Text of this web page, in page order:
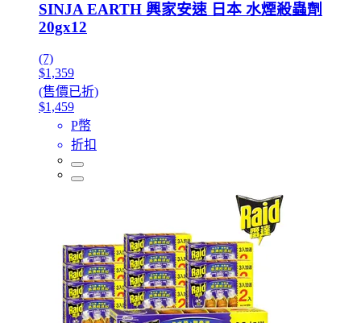
SINJA EARTH 興家安速 日本 水煙殺蟲劑
20gx12
(7)
$1,359
(售價已折)
$1,459
P幣
折扣